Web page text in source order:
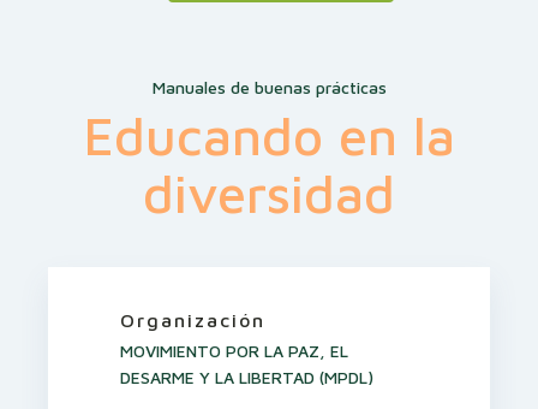
Manuales de buenas prácticas
Educando en la
diversidad
Organización
MOVIMIENTO POR LA PAZ, EL
DESARME Y LA LIBERTAD (MPDL)